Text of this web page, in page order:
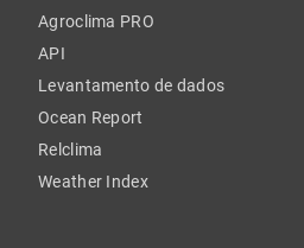
Agroclima PRO
API
Levantamento de dados
Ocean Report
Relclima
Weather Index